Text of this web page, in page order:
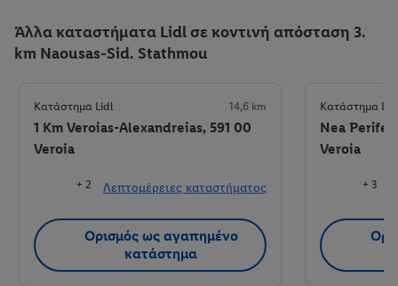
Άλλα καταστήματα Lidl σε κοντινή απόσταση 3.
km Naousas-Sid. Stathmou
Κατάστημα Lidl 14,6 km
1 Km Veroias-Alexandreias, 591 00
Veroia
+ 2 Λεπτομέρειες καταστήματος
Ορισμός ως αγαπημένο
κατάστημα
Κατάστημα
Nea
Veroia
+ 3